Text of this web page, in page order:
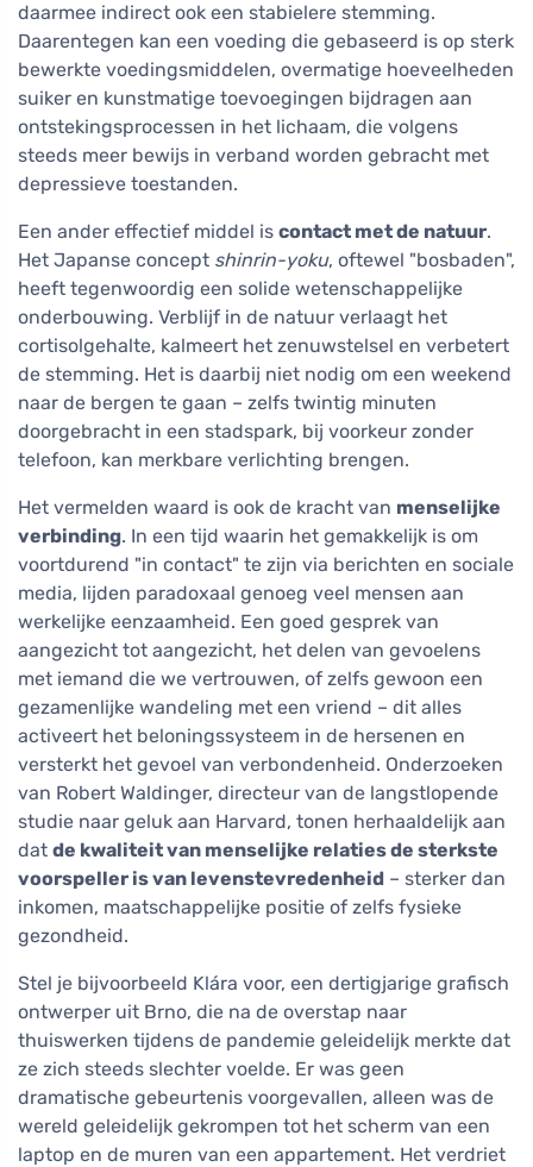
daarmee indirect ook een stabielere stemming.
Daarentegen kan een voeding die gebaseerd is op sterk
bewerkte voedingsmiddelen, overmatige hoeveelheden
suiker en kunstmatige toevoegingen bijdragen aan
ontstekingsprocessen in het lichaam, die volgens
steeds meer bewijs in verband worden gebracht met
depressieve toestanden.
Een ander effectief middel is contact met de natuur.
Het Japanse concept shinrin-yoku, oftewel "bosbaden",
heeft tegenwoordig een solide wetenschappelijke
onderbouwing. Verblijf in de natuur verlaagt het
cortisolgehalte, kalmeert het zenuwstelsel en verbetert
de stemming. Het is daarbij niet nodig om een weekend
naar de bergen te gaan – zelfs twintig minuten
doorgebracht in een stadspark, bij voorkeur zonder
telefoon, kan merkbare verlichting brengen.
Het vermelden waard is ook de kracht van menselijke
verbinding. In een tijd waarin het gemakkelijk is om
voortdurend "in contact" te zijn via berichten en sociale
media, lijden paradoxaal genoeg veel mensen aan
werkelijke eenzaamheid. Een goed gesprek van
aangezicht tot aangezicht, het delen van gevoelens
met iemand die we vertrouwen, of zelfs gewoon een
gezamenlijke wandeling met een vriend – dit alles
activeert het beloningssysteem in de hersenen en
versterkt het gevoel van verbondenheid. Onderzoeken
van Robert Waldinger, directeur van de langstlopende
studie naar geluk aan Harvard, tonen herhaaldelijk aan
dat de kwaliteit van menselijke relaties de sterkste
voorspeller is van levenstevredenheid – sterker dan
inkomen, maatschappelijke positie of zelfs fysieke
gezondheid.
Stel je bijvoorbeeld Klára voor, een dertigjarige grafisch
ontwerper uit Brno, die na de overstap naar
thuiswerken tijdens de pandemie geleidelijk merkte dat
ze zich steeds slechter voelde. Er was geen
dramatische gebeurtenis voorgevallen, alleen was de
wereld geleidelijk gekrompen tot het scherm van een
laptop en de muren van een appartement. Het verdriet